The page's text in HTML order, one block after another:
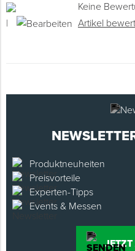
Keine
|
Artikel
Produktneuheiten
Preisvorteile
Experten-Tipps
Events & Messen